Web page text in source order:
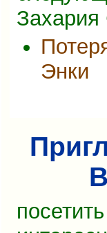
Захария
Энки